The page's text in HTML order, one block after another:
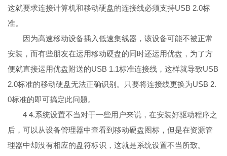
这就要求连接计算机和移动硬盘的连接线必须支持USB 2.0标
准。
因为高速移动设备插入低速集线器，该设备可能不被正常
安装，而有些朋友在运用移动硬盘的同时还运用优盘，为了方
便就直接运用优盘附送的USB 1.1标准连接线，这样就导致USB
2.0标准的移动硬盘无法正确识别。只要将连接线更换为USB 2.
0标准的即可搞定此问题。
4 4.系统设置不当对于一些用户来说，在安装好驱动程序之
后，可以从设备管理器中查看到移动硬盘图标，但是在资源管
理器中却没有相应的盘符标识，这就是系统设置不当所致。